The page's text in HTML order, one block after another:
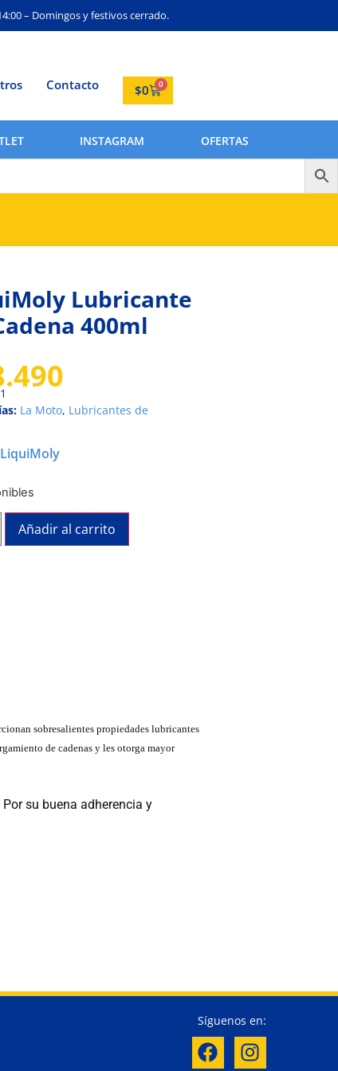
– Domingos y festivos cerrado.
Contacto $0 0
INSTAGRAM OFERTAS
Lubricante
400ml
La Moto, Lubricantes de
LiquiMoly
Añadir al carrito
sobresalientes propiedades lubricantes
de cadenas y les otorga mayor
su buena adherencia y
Síguenos en: